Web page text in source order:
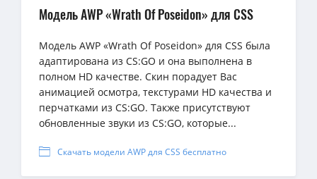
Модель AWP «Wrath Of Poseidon» для CSS
Модель AWP «Wrath Of Poseidon» для CSS была
адаптирована из CS:GO и она выполнена в
полном HD качестве. Скин порадует Вас
анимацией осмотра, текстурами HD качества и
перчатками из CS:GO. Также присутствуют
обновленные звуки из CS:GO, которые...
Скачать модели AWP для CSS бесплатно